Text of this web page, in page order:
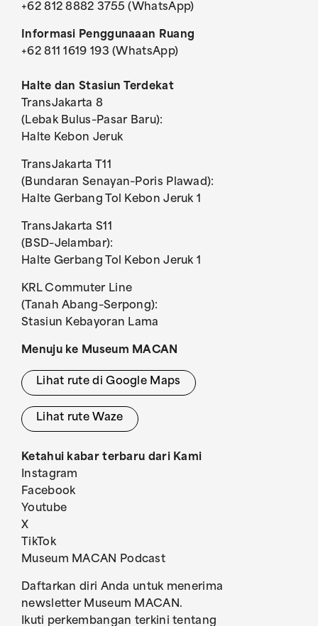
+62 812 8882 3755 (WhatsApp)
Informasi Penggunaaan Ruang
+62 811 1619 193 (WhatsApp)
Halte dan Stasiun Terdekat
TransJakarta 8
(Lebak Bulus–Pasar Baru):
Halte Kebon Jeruk
TransJakarta T11
(Bundaran Senayan–Poris Plawad):
Halte Gerbang Tol Kebon Jeruk 1
TransJakarta S11
(BSD–Jelambar):
Halte Gerbang Tol Kebon Jeruk 1
KRL Commuter Line
(Tanah Abang–Serpong):
Stasiun Kebayoran Lama
Menuju ke Museum MACAN
Lihat rute di Google Maps
Lihat rute Waze
Ketahui kabar terbaru dari Kami
Instagram
Facebook
Youtube
X
TikTok
Museum MACAN Podcast
Daftarkan diri Anda untuk menerima
newsletter Museum MACAN.
Ikuti perkembangan terkini tentang